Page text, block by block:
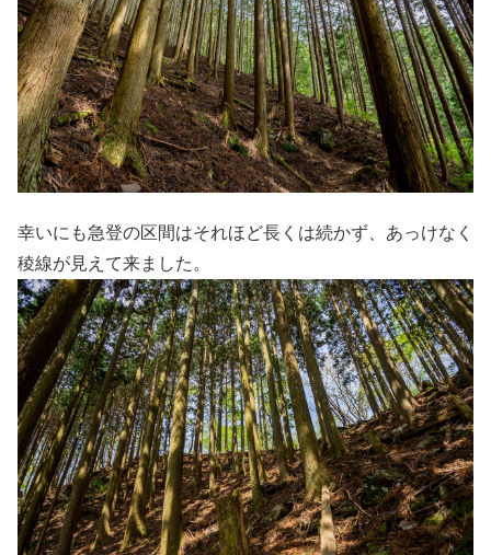
幸いにも急登の区間はそれほど長くは続かず、あっけなく
稜線が見えて来ました。